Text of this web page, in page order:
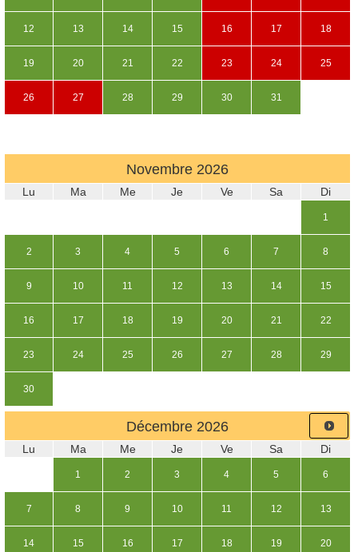
12 13 14 15 16 17 18
19 20 21 22 23 24 25
26 27 28 29 30 31
Novembre 2026
Lu Ma Me Je Ve Sa Di
1
2 3 4 5 6 7 8
9 10 11 12 13 14 15
16 17 18 19 20 21 22
23 24 25 26 27 28 29
30
Décembre 2026
Lu Ma Me Je Ve Sa Di
1 2 3 4 5 6
7 8 9 10 11 12 13
14 15 16 17 18 19 20